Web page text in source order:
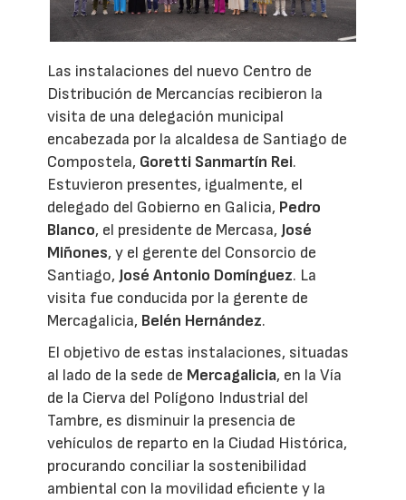
Las instalaciones del nuevo Centro de
Distribución de Mercancías recibieron la
visita de una delegación municipal
encabezada por la alcaldesa de Santiago de
Compostela, Goretti Sanmartín Rei.
Estuvieron presentes, igualmente, el
delegado del Gobierno en Galicia, Pedro
Blanco, el presidente de Mercasa, José
Miñones, y el gerente del Consorcio de
Santiago, José Antonio Domínguez. La
visita fue conducida por la gerente de
Mercagalicia, Belén Hernández.
El objetivo de estas instalaciones, situadas
al lado de la sede de Mercagalicia, en la Vía
de la Cierva del Polígono Industrial del
Tambre, es disminuir la presencia de
vehículos de reparto en la Ciudad Histórica,
procurando conciliar la sostenibilidad
ambiental con la movilidad eficiente y la